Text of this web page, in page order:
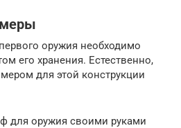
оружия необходимо
его хранения. Естественно,
для этой конструкции
для оружия своими руками